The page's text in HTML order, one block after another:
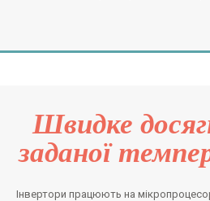
Швидке
заданої
Інвертори працюють на